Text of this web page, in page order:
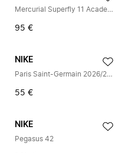
Mercurial Superfly 11 Academy
95 €
NIKE
Paris Saint-Germain 2026/27 Stadium Thuisshorts
55 €
NIKE
Pegasus 42